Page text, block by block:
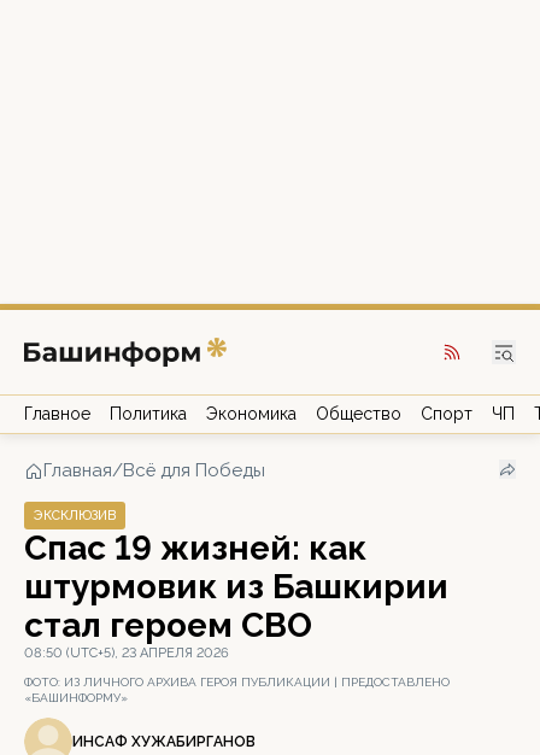
Главное Политика Экономика Общество Спорт ЧП
Главная/Всё для Победы
ЭКСКЛЮЗИВ
Спас 19 жизней: как
штурмовик из Башкирии
стал героем СВО
08:50 (UTC+5), 23 АПРЕЛЯ 2026
ФОТО: ИЗ ЛИЧНОГО АРХИВА ГЕРОЯ ПУБЛИКАЦИИ | ПРЕДОСТАВЛЕНО
«БАШИНФОРМУ»
ИНСАФ ХУЖАБИРГАНОВ